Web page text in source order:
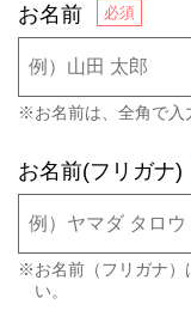
お名前
※お名前は、全角で入
お名前(フリガナ)
※お名前（フリガナ）
い。